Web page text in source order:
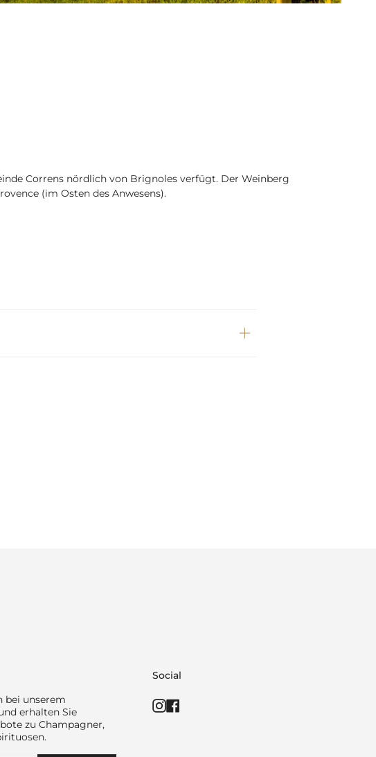
Correns nördlich von Brignoles verfügt. Der Weinberg
(im Osten des Anwesens).
bei unserem
erhalten Sie
zu Champagner,
Social
Instagram